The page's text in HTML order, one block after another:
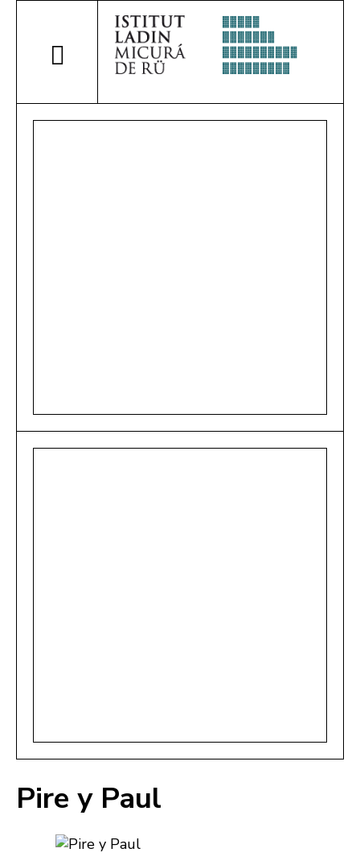
Pire y Paul